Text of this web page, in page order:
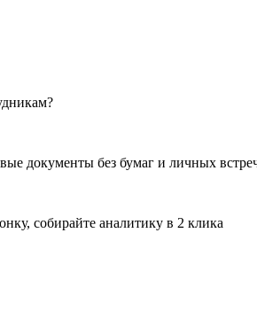
документы без бумаг и личных
собирайте аналитику в 2 клика